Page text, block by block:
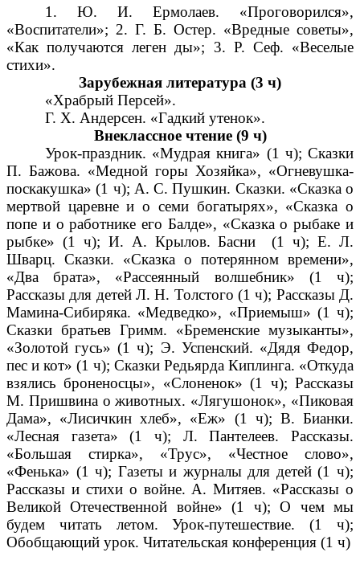
1. Ю. И. Ермолаев. «Проговорился»,
«Воспитатели»; 2. Г. Б. Остер. «Вредные советы»,
«Как получаются леген ды»; 3. Р. Сеф. «Веселые
стихи».
Зарубежная литература (3 ч)
«Храбрый Персей».
Г. X. Андерсен. «Гадкий утенок».
Внеклассное чтение (9 ч)
Урок-праздник. «Мудрая книга» (1 ч); Сказки
П. Бажова. «Медной горы Хозяйка», «Огневушка-
поскакушка» (1 ч); А. С. Пушкин. Сказки. «Сказка о
мертвой царевне и о семи богатырях», «Сказка о
попе и о работнике его Балде», «Сказка о рыбаке и
рыбке» (1 ч); И. А. Крылов. Басни (1 ч); Е. Л.
Шварц. Сказки. «Сказка о потерянном времени»,
«Два брата», «Рассеянный волшебник» (1 ч);
Рассказы для детей Л. Н. Толстого (1 ч); Рассказы Д.
Мамина-Сибиряка. «Медведко», «Приемыш» (1 ч);
Сказки братьев Гримм. «Бременские музыканты»,
«Золотой гусь» (1 ч); Э. Успенский. «Дядя Федор,
пес и кот» (1 ч); Сказки Редьярда Киплинга. «Откуда
взялись броненосцы», «Слоненок» (1 ч); Рассказы
М. Пришвина о животных. «Лягушонок», «Пиковая
Дама», «Лисичкин хлеб», «Еж» (1 ч); В. Бианки.
«Лесная газета» (1 ч); Л. Пантелеев. Рассказы.
«Большая стирка», «Трус», «Честное слово»,
«Фенька» (1 ч); Газеты и журналы для детей (1 ч);
Рассказы и стихи о войне. А. Митяев. «Рассказы о
Великой Отечественной войне» (1 ч); О чем мы
будем читать летом. Урок-путешествие. (1 ч);
Обобщающий урок. Читательская конференция (1 ч)